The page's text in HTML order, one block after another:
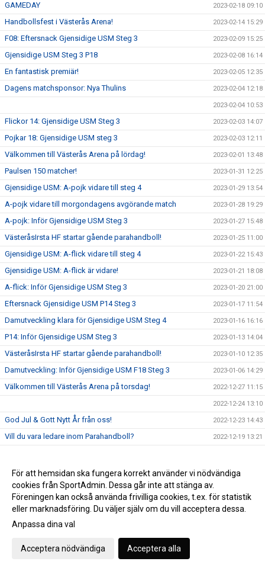
GAMEDAY 2023-02-18 09:10
Handbollsfest i Västerås Arena! 2023-02-14 15:29
F08: Eftersnack Gjensidige USM Steg 3 2023-02-09 15:25
Gjensidige USM Steg 3 P18 2023-02-08 16:14
En fantastisk premiär! 2023-02-05 12:35
Dagens matchsponsor: Nya Thulins 2023-02-04 12:18
2023-02-04 10:53
Flickor 14: Gjensidige USM Steg 3 2023-02-03 14:07
Pojkar 18: Gjensidige USM steg 3 2023-02-03 12:11
Välkommen till Västerås Arena på lördag! 2023-02-01 13:48
Paulsen 150 matcher! 2023-01-31 12:25
Gjensidige USM: A-pojk vidare till steg 4 2023-01-29 13:54
A-pojk vidare till morgondagens avgörande match 2023-01-28 19:29
A-pojk: Inför Gjensidige USM Steg 3 2023-01-27 15:48
VästeråsIrsta HF startar gående parahandboll! 2023-01-25 11:00
Gjensidige USM: A-flick vidare till steg 4 2023-01-22 15:43
Gjensidige USM: A-flick är vidare! 2023-01-21 18:08
A-flick: Inför Gjensidige USM Steg 3 2023-01-20 21:00
Eftersnack Gjensidige USM P14 Steg 3 2023-01-17 11:54
Damutveckling klara för Gjensidige USM Steg 4 2023-01-16 16:16
P14: Inför Gjensidige USM Steg 3 2023-01-13 14:04
VästeråsIrsta HF startar gående parahandboll! 2023-01-10 12:35
Damutveckling: Inför Gjensidige USM F18 Steg 3 2023-01-06 14:29
Välkommen till Västerås Arena på torsdag! 2022-12-27 11:15
2022-12-24 13:10
God Jul & Gott Nytt År från oss! 2022-12-23 14:43
Vill du vara ledare inom Parahandboll? 2022-12-19 13:21
VI hyllar Vickan! 2022-12-13 11:37
Erbjudande från Intersport! 2022-12-13 11:03
F08: "Vi ser fram emot utmaningen i helgen"
P14: "Vi har duktiga killar som kämpar hårt tillsammans"
Dagens matchsponsor: Axelssons
För att hemsidan ska fungera korrekt använder vi nödvändiga
cookies från SportAdmin. Dessa går inte att stänga av.
Föreningen kan också använda frivilliga cookies, t.ex. för statistik
eller marknadsföring. Du väljer själv om du vill acceptera dessa.
Anpassa dina val
Acceptera nödvändiga Acceptera alla